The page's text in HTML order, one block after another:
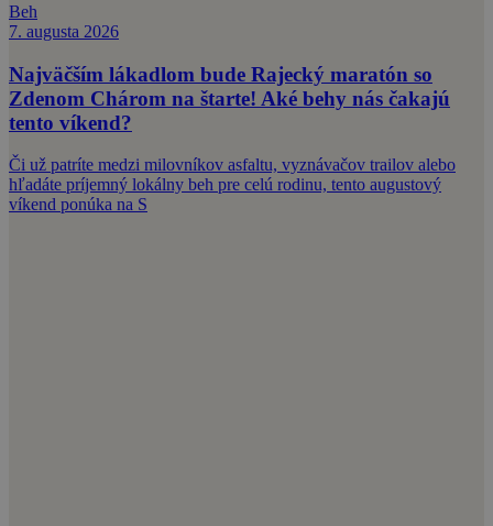
Beh
7. augusta 2026
Najväčším lákadlom bude Rajecký maratón so
Zdenom Chárom na štarte! Aké behy nás čakajú
tento víkend?
Či už patríte medzi milovníkov asfaltu, vyznávačov trailov alebo
hľadáte príjemný lokálny beh pre celú rodinu, tento augustový
víkend ponúka na S